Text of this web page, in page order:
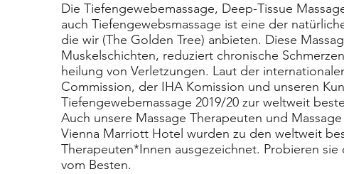
Die Tiefengewebemassage, Deep-Tissue
auch Tiefengewebsmassage ist eine der
die wir (The Golden Tree) anbieten. Diese
Muskelschichten, reduziert chronische
heilung von Verletzungen. Laut der
Commission, der IHA Komission und unseren
Tiefengewebemassage 2019/20 zur weltweit
Auch unsere Massage Therapeuten und
Vienna Marriott Hotel wurden zu den weltweit
Therapeuten*Innen ausgezeichnet. Probieren sie
vom Besten.